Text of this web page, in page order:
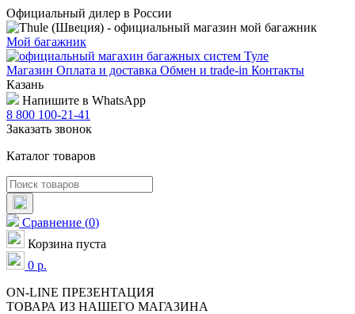
Официальный дилер в России
Мой багажник
Магазин Оплата и доставка Обмен и trade-in Контакты
Казань
Напишите в WhatsApp
8 800 100-21-41
Заказать звонок
Каталог товаров
Сравнение (0)
Корзина пуста
0 р.
ON-LINE ПРЕЗЕНТАЦИЯ
ТОВАРА ИЗ НАШЕГО МАГАЗИНА